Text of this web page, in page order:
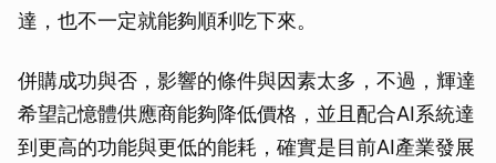
達，也不一定就能夠順利吃下來。
併購成功與否，影響的條件與因素太多，不過，輝達
希望記憶體供應商能夠降低價格，並且配合AI系統達
到更高的功能與更低的能耗，確實是目前AI產業發展